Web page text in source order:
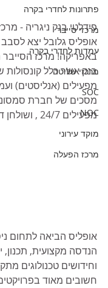
פתרונות לחדרי בקרה
מרכזי סייבר
עמדות לחדרי בקרה
מרכזי שליטה
SOC
NOC
מוקד עירוני
מרכז הפעלה
פידלטי בנק ניגריה -
אופליס גלובל יצא לסבב
באפריקה! מרכז הסייבר
מפעילים (אנליסטים)
מפעילים 24/7 , ושולחן דיונים.
אופליס הביאה לתחום
הנדסה מקצועית, תכנון,
וחידושים טכנולוגים
חשובים מאוד